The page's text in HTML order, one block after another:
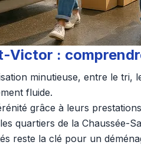
Victor :
minutieuse, entre le tri,
fluide.
grâce à leurs
quartiers de la Chaussée-
reste la clé pour un